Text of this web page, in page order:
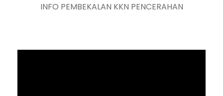
INFO PEMBEKALAN KKN PENCERAHAN